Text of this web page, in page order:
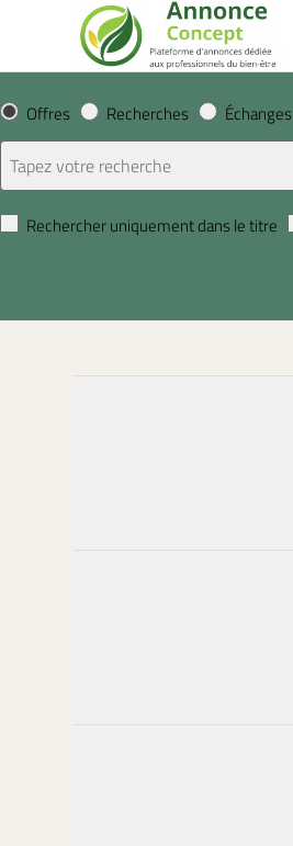
Offres Recherches Échanges
Rechercher uniquement dans le titre